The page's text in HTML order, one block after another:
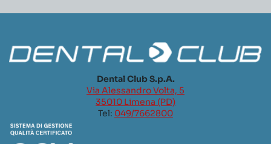
Dental Club S.p.A.
Via Alessandro Volta, 5
35010 Limena (PD)
Tel: 049/7662800